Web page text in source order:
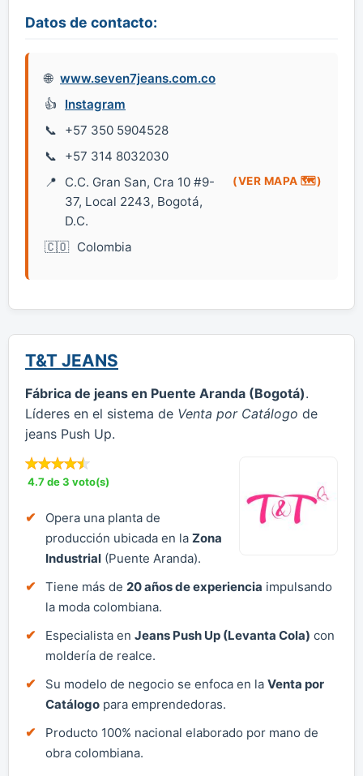
Datos de contacto:
www.seven7jeans.com.co
Instagram
+57 350 5904528
+57 314 8032030
C.C. Gran San, Cra 10 #9-
37, Local 2243, Bogotá,
D.C.
(VER MAPA 🗺️)
Colombia
T&T JEANS
Fábrica de jeans en Puente Aranda (Bogotá).
Líderes en el sistema de Venta por Catálogo de
jeans Push Up.
4.7 de 3 voto(s)
Opera una planta de
producción ubicada en la Zona
Industrial (Puente Aranda).
Tiene más de 20 años de experiencia impulsando
la moda colombiana.
Especialista en Jeans Push Up (Levanta Cola) con
moldería de realce.
Su modelo de negocio se enfoca en la Venta por
Catálogo para emprendedoras.
Producto 100% nacional elaborado por mano de
obra colombiana.